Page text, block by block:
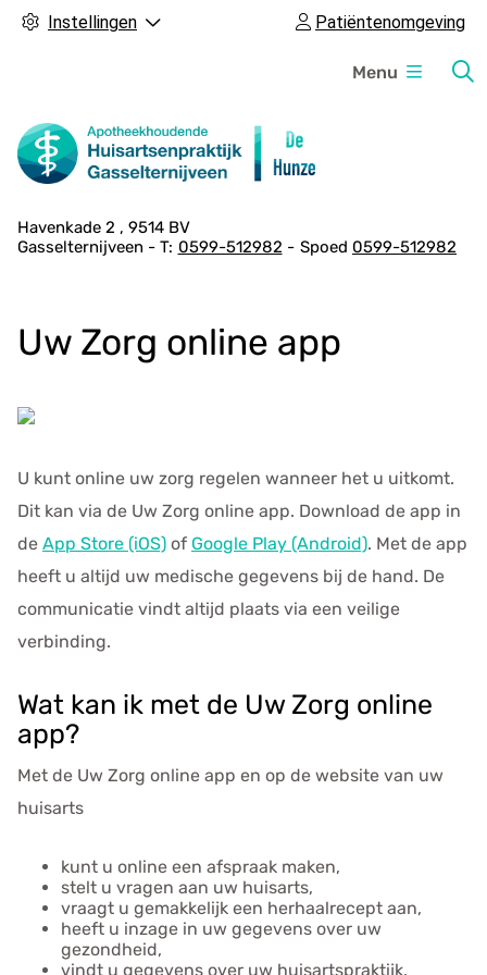
Instellingen Patiëntenomgeving
e
n
Menu
A
d
s
g
g
v
e
s
Havenkade 2
9514 BV
Gasselternijveen
0599-512982 Spoed 0599-512982
Uw Zorg online app
U kunt online uw zorg regelen wanneer het u uitkomt.
Dit kan via de Uw Zorg online app. Download de app in
de App Store (iOS) of Google Play (Android). Met de app
heeft u altijd uw medische gegevens bij de hand. De
communicatie vindt altijd plaats via een veilige
verbinding.
Wat kan ik met de Uw Zorg online
app?
Met de Uw Zorg online app en op de website van uw
huisarts
kunt u online een afspraak maken,
stelt u vragen aan uw huisarts,
vraagt u gemakkelijk een herhaalrecept aan,
heeft u inzage in uw gegevens over uw
gezondheid,
vindt u gegevens over uw huisartspraktijk.